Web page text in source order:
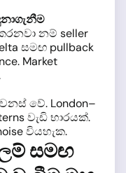
නම් seller
සමඟ pullback
Market
වේ. London–
වැඩි භාරයක්.
වියහැක.
සමඟ